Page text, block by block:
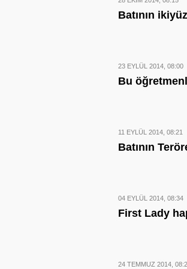
Batının
23 EYLÜL 2014, 08:00
Bu
11 EYLÜL 2014, 08:21
Batının
04 EYLÜL 2014, 08:34
First Lady
24 TEMMUZ 2014,